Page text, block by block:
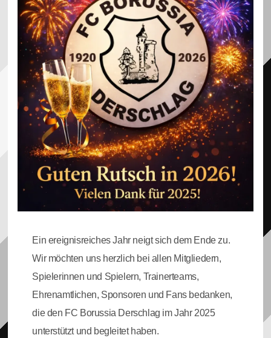
Ein ereignisreiches Jahr neigt sich dem Ende zu.
Wir möchten uns herzlich bei allen Mitgliedern,
Spielerinnen und Spielern, Trainerteams,
Ehrenamtlichen, Sponsoren und Fans bedanken,
die den FC Borussia Derschlag im Jahr 2025
unterstützt und begleitet haben.